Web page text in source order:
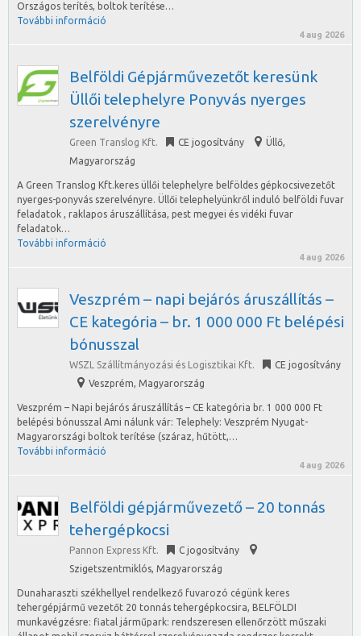
Országos terítés, boltok terítése…
További információ
4 aug 2026
Belföldi Gépjárművezetőt keresünk
Üllői telephelyre Ponyvás nyerges
szerelvényre
Green Translog Kft. CE jogosítvány Üllő,
Magyarország
A Green Translog Kft.keres üllői telephelyre belföldes gépkocsivezetőt
nyerges-ponyvás szerelvényre. Üllői telephelyünkről induló belföldi fuvar
feladatok , raklapos áruszállítása, pest megyei és vidéki fuvar
feladatok…
További információ
4 aug 2026
Veszprém – napi bejárós áruszállítás –
CE kategória – br. 1 000 000 Ft belépési
bónusszal
WSZL Szállítmányozási és Logisztikai Kft.
CE jogosítvány
Veszprém, Magyarország
Veszprém – Napi bejárós áruszállítás – CE kategória br. 1 000 000 Ft
belépési bónusszal Ami nálunk vár: Telephely: Veszprém Nyugat-
Magyarországi boltok terítése (száraz, hűtött,…
További információ
4 aug 2026
Belföldi gépjárművezető – 20 tonnás
tehergépkocsi
Pannon Express Kft.
C jogosítvány
Szigetszentmiklós, Magyarország
Dunaharaszti székhellyel rendelkező fuvarozó cégünk keres
tehergépjármű vezetőt 20 tonnás tehergépkocsira, BELFÖLDI
munkavégzésre: fiatal járműpark: rendszeresen ellenőrzött műszaki